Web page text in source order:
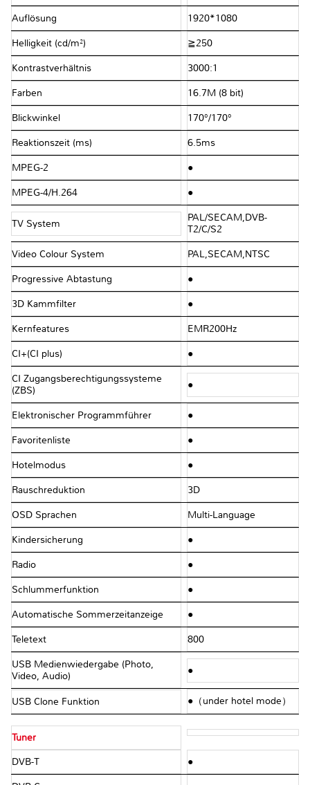
Auflösung 1920*1080
Helligkeit (cd/m²) ≧250
Kontrastverhältnis 3000:1
Farben 16.7M (8 bit)
Blickwinkel 170°/170°
Reaktionszeit (ms) 6.5ms
MPEG-2 ●
MPEG-4/H.264 ●
TV System
PAL/SECAM,DVB-
T2/C/S2
Video Colour System PAL,SECAM,NTSC
Progressive Abtastung ●
3D Kammfilter ●
Kernfeatures EMR200Hz
CI+(CI plus) ●
CI Zugangsberechtigungssysteme
(ZBS)
●
Elektronischer Programmführer ●
Favoritenliste ●
Hotelmodus ●
Rauschreduktion 3D
OSD Sprachen Multi-Language
Kindersicherung ●
Radio ●
Schlummerfunktion ●
Automatische Sommerzeitanzeige ●
Teletext 800
USB Medienwiedergabe (Photo,
Video, Audio)
●
USB Clone Funktion ●（under hotel mode）
Tuner
DVB-T ●